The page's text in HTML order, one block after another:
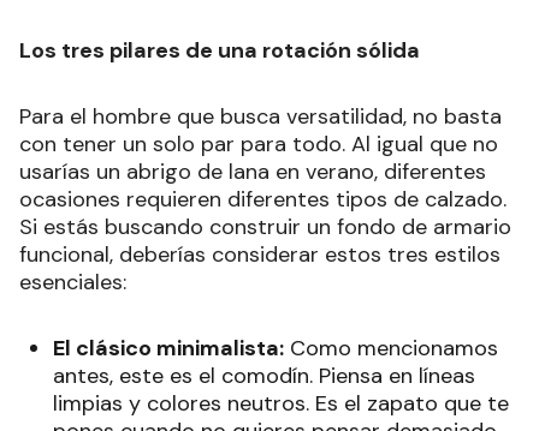
Los tres pilares de una rotación sólida
Para el hombre que busca versatilidad, no basta
con tener un solo par para todo. Al igual que no
usarías un abrigo de lana en verano, diferentes
ocasiones requieren diferentes tipos de calzado.
Si estás buscando construir un fondo de armario
funcional, deberías considerar estos tres estilos
esenciales:
El clásico minimalista: Como mencionamos
antes, este es el comodín. Piensa en líneas
limpias y colores neutros. Es el zapato que te